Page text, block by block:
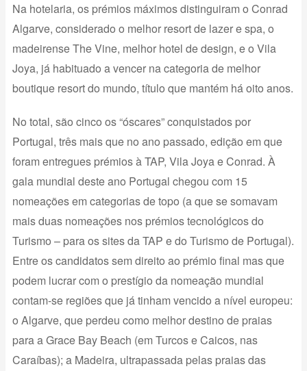
Na hotelaria, os prémios máximos distinguiram o Conrad
Algarve, considerado o melhor resort de lazer e spa, o
madeirense The Vine, melhor hotel de design, e o Vila
Joya, já habituado a vencer na categoria de melhor
boutique resort do mundo, título que mantém há oito anos.
No total, são cinco os “óscares” conquistados por
Portugal, três mais que no ano passado, edição em que
foram entregues prémios à TAP, Vila Joya e Conrad. À
gala mundial deste ano Portugal chegou com 15
nomeações em categorias de topo (a que se somavam
mais duas nomeações nos prémios tecnológicos do
Turismo – para os sites da TAP e do Turismo de Portugal).
Entre os candidatos sem direito ao prémio final mas que
podem lucrar com o prestígio da nomeação mundial
contam-se regiões que já tinham vencido a nível europeu:
o Algarve, que perdeu como melhor destino de praias
para a Grace Bay Beach (em Turcos e Caicos, nas
Caraíbas); a Madeira, ultrapassada pelas praias das